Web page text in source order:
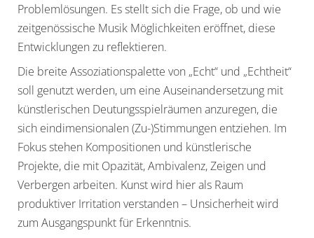
Problemlösungen. Es stellt sich die Frage, ob und wie
zeitgenössische Musik Möglichkeiten eröffnet, diese
Entwicklungen zu reflektieren.
Die breite Assoziationspalette von „Echt“ und „Echtheit“
soll genutzt werden, um eine Auseinandersetzung mit
künstlerischen Deutungsspielräumen anzuregen, die
sich eindimensionalen (Zu-)Stimmungen entziehen. Im
Fokus stehen Kompositionen und künstlerische
Projekte, die mit Opazität, Ambivalenz, Zeigen und
Verbergen arbeiten. Kunst wird hier als Raum
produktiver Irritation verstanden – Unsicherheit wird
zum Ausgangspunkt für Erkenntnis.